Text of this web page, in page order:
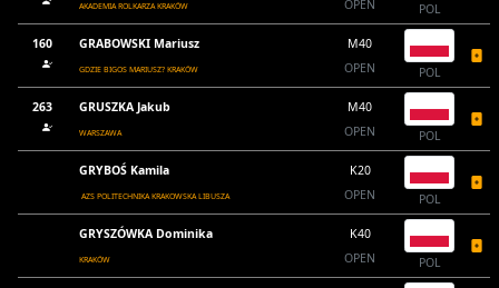
AKADEMIA ROLKARZA KRAKÓW OPEN POL
160 GRABOWSKI Mariusz
GDZIE BIGOS MARIUSZ? KRAKÓW
M40
OPEN
POL
263 GRUSZKA Jakub
WARSZAWA
M40
OPEN
POL
GRYBOŚ Kamila
AZS POLITECHNIKA KRAKOWSKA LIBUSZA
K20
OPEN
POL
GRYSZÓWKA Dominika
KRAKÓW
K40
OPEN
POL